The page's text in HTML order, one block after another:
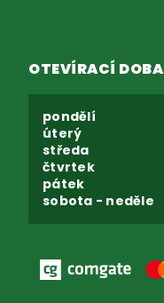
OTEVÍRACÍ DOBA
pondělí
úterý
středa
čtvrtek
pátek
sobota - neděle